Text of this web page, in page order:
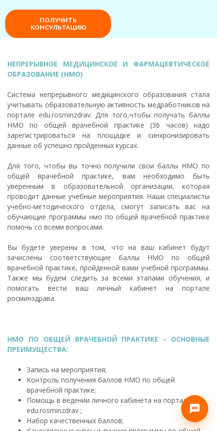
НЕПРЕРЫВНОЕ МЕДИЦИНСКОЕ И ФАРМАЦЕВТИЧЕСКОЕ
ОБРАЗОВАНИЕ (НМО)
Система непрерывного медицинского образования стала
учитывать образовательную активность медработников на
портале edu.rosminzdrav. Для того,чтобы получать баллы
НМО по общей врачебной практике (36 часов) надо
зарегистрироваться на площадке и синхронизировать
данные об успешно пройденных курсах.
Для того, чтобы вы точно получили свои баллы НМО по
общей врачебной практике, вам необходимо быть
уверенным в образовательной организации, которая
проводит данные учебные мероприятия. Наши специалисты
учебно-методического отдела, смогут записать вас на
обучающие программы нмо по общей врачебной практике
помочь со всеми вопросами.
Вы будете уверены в том, что на ваш кабинет будут
зачислены соответствующие баллы НМО по общей
врачебной практике, пройденной вами учебной программы.
Также мы будем следить за всеми этапами обучения, и
помогать вести ваш личный кабинет на портале
росминздрава.
НМО ПО ОБЩЕЙ ВРАЧЕБНОЙ ПРАКТИКЕ - ОСНОВНЫЕ
ПРЕИМУЩЕСТВА:
Запись на мероприятия;
Контроль получения баллов НМО по общей
врачебной практике;
Помощь в ведении личного кабинета на порталеле
edu.rosminzdrav ;
Набор качественных баллов;